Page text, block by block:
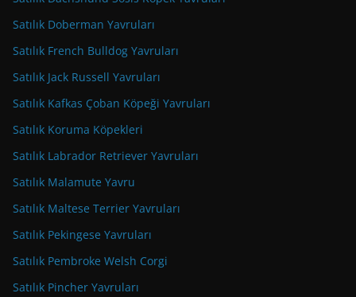
Satılık Doberman Yavruları
Satılık French Bulldog Yavruları
Satılık Jack Russell Yavruları
Satılık Kafkas Çoban Köpeği Yavruları
Satılık Koruma Köpekleri
Satılık Labrador Retriever Yavruları
Satılık Malamute Yavru
Satılık Maltese Terrier Yavruları
Satılık Pekingese Yavruları
Satılık Pembroke Welsh Corgi
Satılık Pincher Yavruları